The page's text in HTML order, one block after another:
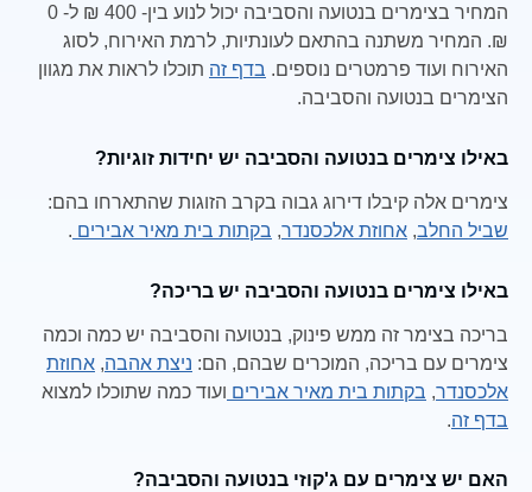
המחיר בצימרים בנטועה והסביבה יכול לנוע בין- 400 ₪ ל- 0
₪. המחיר משתנה בהתאם לעונתיות, לרמת האירוח, לסוג
האירוח ועוד פרמטרים נוספים. בדף זה תוכלו לראות את מגוון
הצימרים בנטועה והסביבה.
באילו צימרים בנטועה והסביבה יש יחידות זוגיות?
צימרים אלה קיבלו דירוג גבוה בקרב הזוגות שהתארחו בהם:
שביל החלב, אחוזת אלכסנדר, בקתות בית מאיר אבירים .
באילו צימרים בנטועה והסביבה יש בריכה?
בריכה בצימר זה ממש פינוק, בנטועה והסביבה יש כמה וכמה
צימרים עם בריכה, המוכרים שבהם, הם: ניצת אהבה, אחוזת
אלכסנדר, בקתות בית מאיר אבירים ועוד כמה שתוכלו למצוא
בדף זה.
האם יש צימרים עם ג'קוזי בנטועה והסביבה?